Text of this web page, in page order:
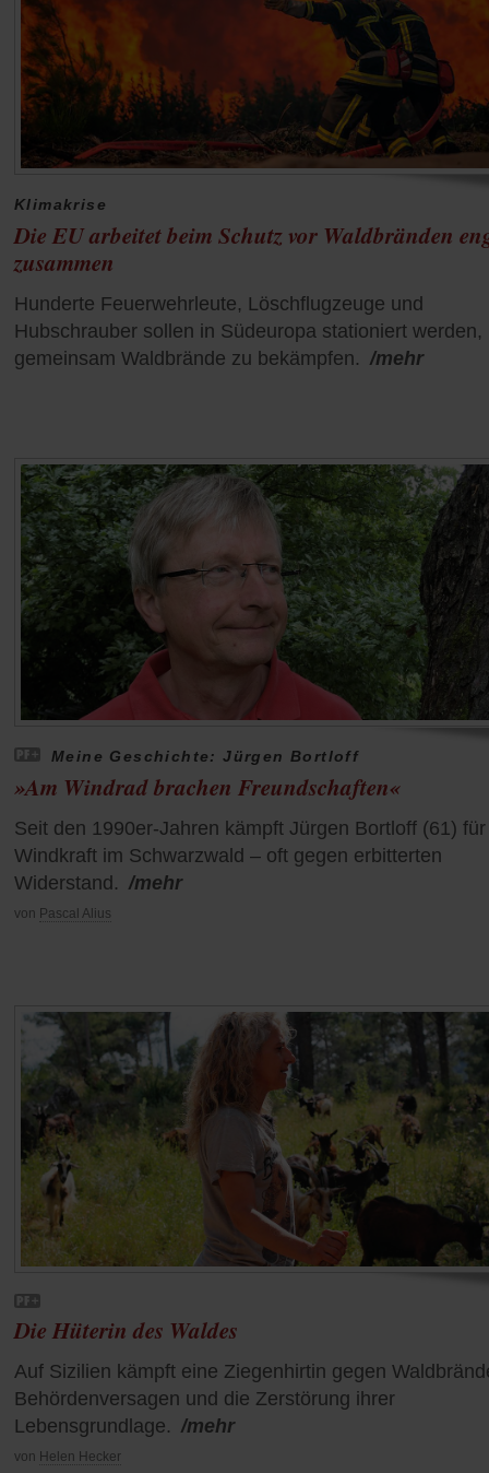
Klimakrise
Die EU arbeitet beim Schutz vor Waldbränden
zusammen
Hunderte Feuerwehrleute, Löschflugzeuge und
Hubschrauber sollen in Südeuropa stationiert werden,
gemeinsam Waldbrände zu bekämpfen. /mehr
Meine Geschichte: Jürgen Bortloff
»Am Windrad brachen Freundschaften«
Seit den 1990er-Jahren kämpft Jürgen Bortloff (61) für
Windkraft im Schwarzwald – oft gegen erbitterten
Widerstand. /mehr
von Pascal Alius
Die Hüterin des Waldes
Auf Sizilien kämpft eine Ziegenhirtin gegen
Behördenversagen und die Zerstörung ihrer
Lebensgrundlage. /mehr
von Helen Hecker